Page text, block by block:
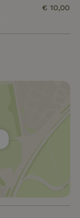
€ 10,00